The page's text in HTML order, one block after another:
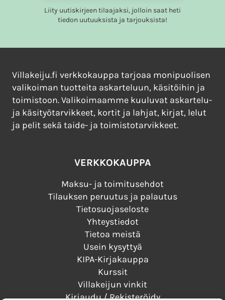
Liity uutiskirjeen tilaajaksi, jolloin saat heti
tiedon uutuuksista ja tarjouksista!
Villakeiju.fi verkkokauppa tarjoaa monipuolisen
valikoiman tuotteita askarteluun, käsitöihin ja
toimistoon. Valikoimaamme kuuluvat askartelu-
ja käsityötarvikkeet, kortit ja lahjat, kirjat, lelut
ja pelit sekä taide- ja toimistotarvikkeet.
VERKKOKAUPPA
Maksu- ja toimitusehdot
Tilauksen peruutus ja palautus
Tietosuojaseloste
Yhteystiedot
Tietoa meistä
Usein kysyttyä
KIPA-Kirjakauppa
Kurssit
Villakeijun vinkit
Kirjaudu / Rekisteröidy